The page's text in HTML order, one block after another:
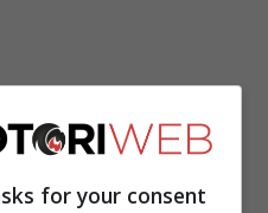
for your consent